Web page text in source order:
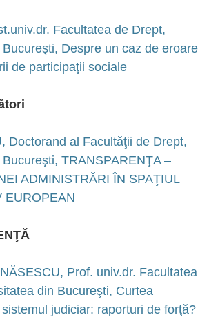
Facultatea de Drept,
Despre un caz de eroare
de participaţii sociale
Doctorand al Facultăţii de Drept,
TRANSPARENŢA –
ADMINISTRĂRI ÎN SPAŢIUL
EUROPEAN
Prof. univ.dr. Facultatea
din Bucureşti, Curtea
judiciar: raporturi de forţă?